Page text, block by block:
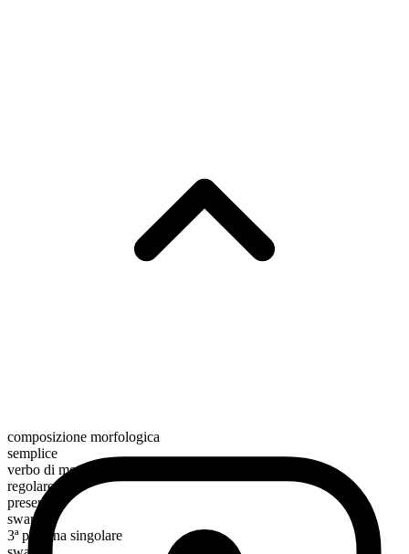
composizione morfologica
semplice
verbo di movimento
regolare
presente
swarm
3ª persona singolare